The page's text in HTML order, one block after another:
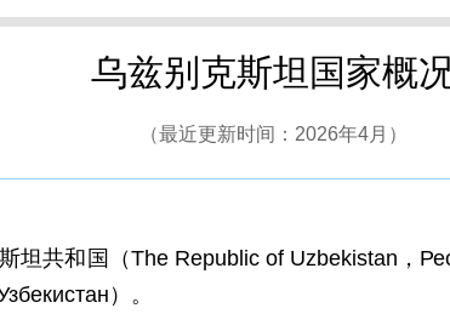
乌兹别克斯坦国家概
（最近更新时间：2026年4月）
坦共和国（The Republic of Uzbekistan，
）。